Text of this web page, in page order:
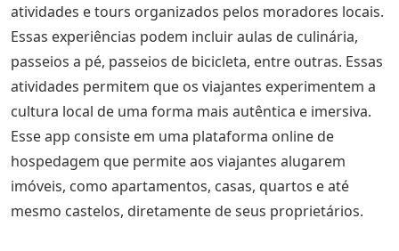
atividades e tours organizados pelos moradores locais.
Essas experiências podem incluir aulas de culinária,
passeios a pé, passeios de bicicleta, entre outras. Essas
atividades permitem que os viajantes experimentem a
cultura local de uma forma mais autêntica e imersiva.
Esse app consiste em uma plataforma online de
hospedagem que permite aos viajantes alugarem
imóveis, como apartamentos, casas, quartos e até
mesmo castelos, diretamente de seus proprietários.